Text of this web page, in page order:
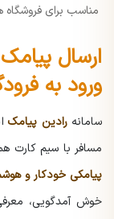
مناسب برای فروشگاه
ارسال
ورود به
سامانهرادین پیامک
مسافر با سیم کارت
پیامکی خودکار و
خوش آمدگویی،